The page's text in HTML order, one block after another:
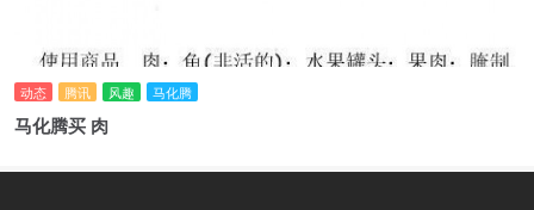
动态 腾讯 风趣 马化腾
马化腾买 肉